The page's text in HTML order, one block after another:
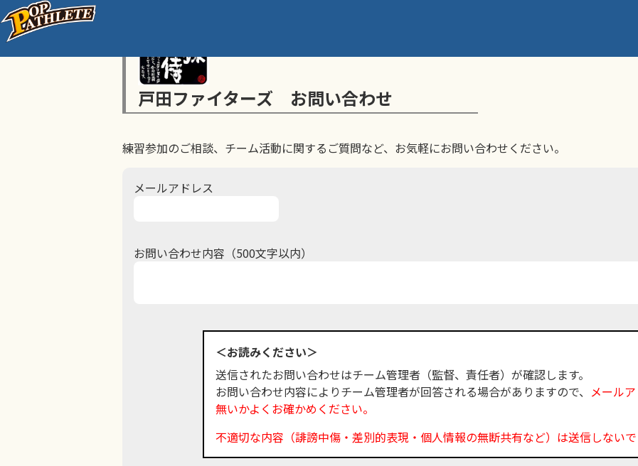
戸田ファイターズ お問い合わせ
練習参加のご相談、チーム活動に関するご質問など、お気軽にお問い合わせください。
メールアドレス
お問い合わせ内容（500文字以内）
＜お読みください＞
送信されたお問い合わせはチーム管理者（監督、責任者）が確認します。
お問い合わせ内容によりチーム管理者が回答される場合がありますので、 メール
無いかよくお確かめください。
不適切な内容（誹謗中傷・差別的表現・個人情報の無断共有など）は送信しないで